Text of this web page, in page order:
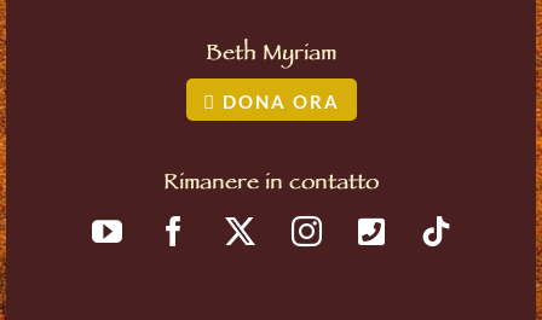
Beth Myriam
DONA ORA
Rimanere in contatto